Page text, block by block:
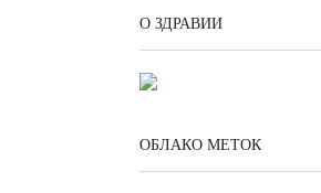
О ЗДРАВИИ
ОБЛАКО МЕТОК